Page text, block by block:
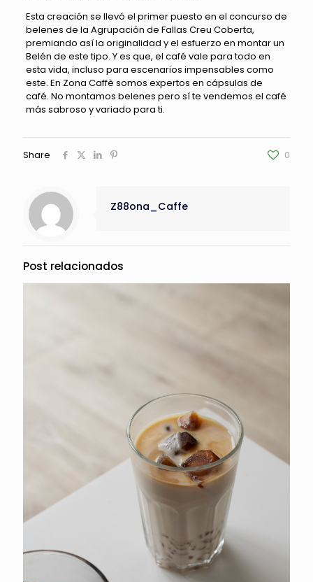
Esta creación se llevó el primer puesto en el concurso de
belenes de la Agrupación de Fallas Creu Coberta,
premiando así la originalidad y el esfuerzo en montar un
Belén de este tipo. Y es que, el café vale para todo en
esta vida, incluso para escenarios impensables como
este. En Zona Caffè somos expertos en cápsulas de
café. No montamos belenes pero sí te vendemos el café
más sabroso y variado para ti.
Share 0
Z88ona_Caffe
Post relacionados